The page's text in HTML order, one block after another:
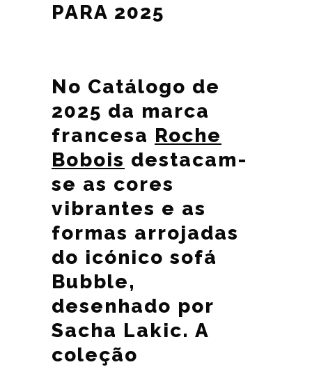
PARA 2025
No Catálogo de
2025 da marca
francesa Roche
Bobois destacam-
se as cores
vibrantes e as
formas arrojadas
do icónico sofá
Bubble,
desenhado por
Sacha Lakic. A
coleção